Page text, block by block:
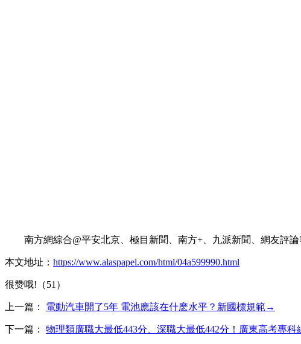
南方網綜合@平安北京、極目新聞、南方+、九派新聞、網友評論
本文地址： https://www.alaspapel.com/html/04a599990.html
很赞哦!（51）
上一篇： 電動汽車開了5年 電池應該在什麽水平？新國標規範→
下一篇： 物理類廣職大最低443分、深職大最低442分！廣東高考專科